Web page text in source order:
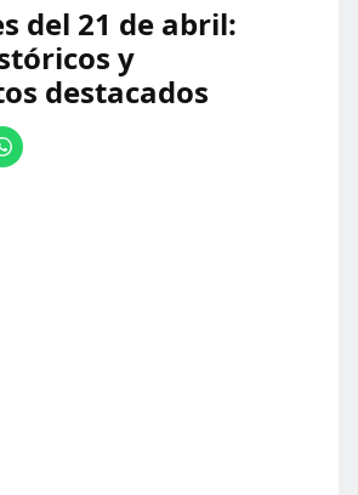
del 21 de abril:
y
destacados